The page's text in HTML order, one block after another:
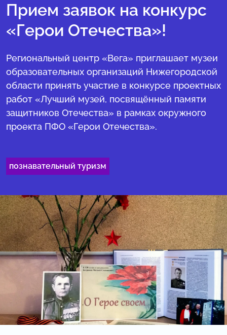
Прием заявок на конкурс
«Герои Отечества»!
Региональный центр «Вега» приглашает музеи
образовательных организаций Нижегородской
области принять участие в конкурсе проектных
работ «Лучший музей, посвящённый памяти
защитников Отечества» в рамках окружного
проекта ПФО «Герои Отечества».
познавательный туризм